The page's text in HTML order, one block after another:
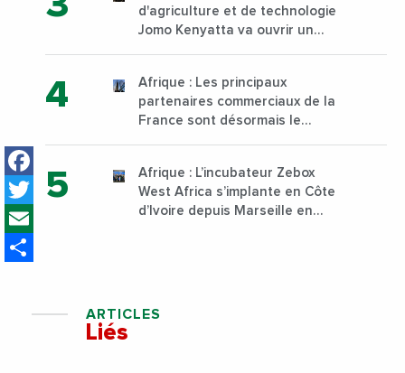
Facebook
Twitter
d'agriculture et de technologie
Jomo Kenyatta va ouvrir un
sur son campus de Karen à
Nairobi dès janvier 2023
Afrique : Les principaux
partenaires commerciaux de la
France sont désormais le
Afrique : L’incubateur Zebox
West Africa s’implante en Côte
d’Ivoire depuis Marseille en
ARTICLES
Liés